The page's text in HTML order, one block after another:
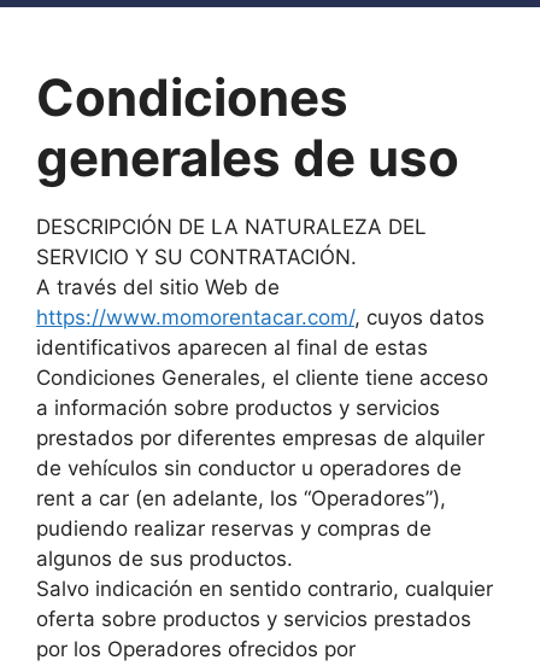
Condiciones
generales de uso
DESCRIPCIÓN DE LA NATURALEZA DEL
SERVICIO Y SU CONTRATACIÓN.
A través del sitio Web de
https://www.momorentacar.com/, cuyos datos
identificativos aparecen al final de estas
Condiciones Generales, el cliente tiene acceso
a información sobre productos y servicios
prestados por diferentes empresas de alquiler
de vehículos sin conductor u operadores de
rent a car (en adelante, los “Operadores”),
pudiendo realizar reservas y compras de
algunos de sus productos.
Salvo indicación en sentido contrario, cualquier
oferta sobre productos y servicios prestados
por los Operadores ofrecidos por